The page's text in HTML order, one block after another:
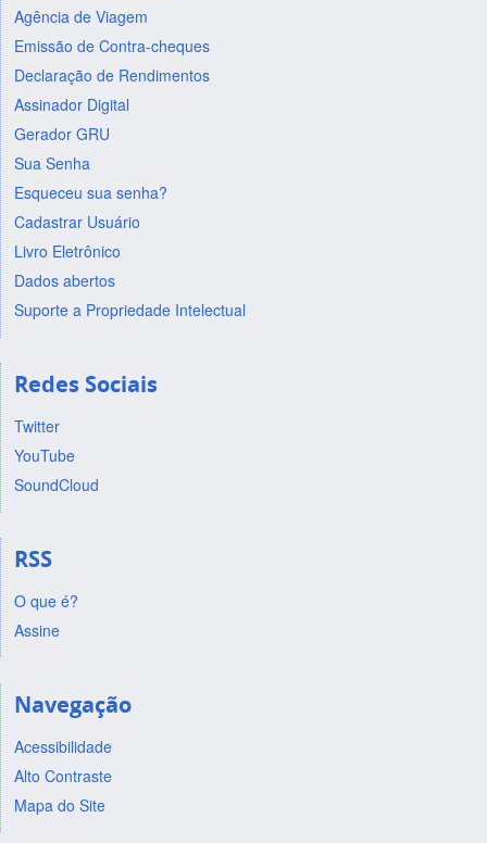
Agência de Viagem
Emissão de Contra-cheques
Declaração de Rendimentos
Assinador Digital
Gerador GRU
Sua Senha
Esqueceu sua senha?
Cadastrar Usuário
Livro Eletrônico
Dados abertos
Suporte a Propriedade Intelectual
Redes Sociais
Twitter
YouTube
SoundCloud
RSS
O que é?
Assine
Navegação
Acessibilidade
Alto Contraste
Mapa do Site